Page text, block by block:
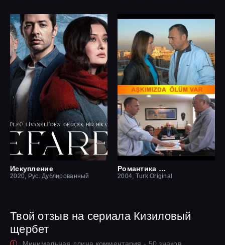
Искупление
2020, Рус. Дублированный
Романтика смерти
2004, Turk.Original
Твой отзыв на сериала Кизиловый
щербет